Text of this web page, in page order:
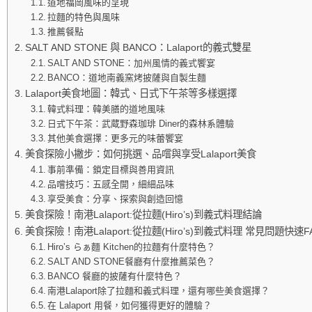
道地福岡風味的呈現
拉麵的特色與風味
推薦餐點
SALT AND STONE 與 BANCO：Lalaport的義式雙星
SALT AND STONE：加州風情的義式饗宴
BANCO：道地南義窯烤披薩與自製生麵
Lalaport美食地圖：韓式、日式下午茶等多樣選擇
韓式料理：韓美膳的道地風味
日式下午茶：武蔵野森珈琲 Diner的森林系體驗
其他美食選擇：更多元的味蕾饗宴
美食探險小撇步：如何挑選、品嚐與享受Lalaport美食
事前準備：鎖定目標與善用資訊
品嚐技巧：五感全開，細細品味
享受美食：分享、探索與創造回憶
美食探險！南港Lalaport:從拉麵(Hiro’s)到義式料理結論
美食探險！南港Lalaport:從拉麵(Hiro’s)到義式料理 常見問題快速
Hiro’s らぁ麵 Kitchen的拉麵有什麼特色？
SALT AND STONE餐廳有什麼推薦菜色？
BANCO 餐廳的披薩有什麼特色？
南港Lalaport除了拉麵和義式料理，還有哪些美食選擇？
在 Lalaport 用餐，如何獲得更好的體驗？